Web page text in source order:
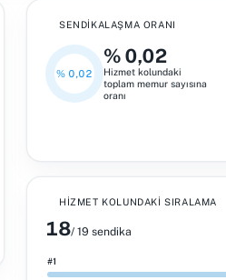
SENDIKALAŞMA ORANI
% 0,02
% 0,02
Hizmet kolundaki
toplam memur sayısına
oranı
HIZMET KOLUNDAKI SIRALAMA
18/ 19 sendika
#1